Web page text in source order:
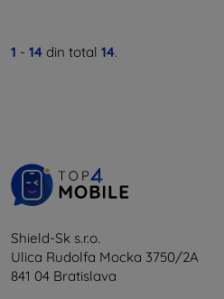
1 - 14 din total 14.
Shield-Sk s.r.o.
Ulica Rudolfa Mocka 3750/2A
841 04 Bratislava